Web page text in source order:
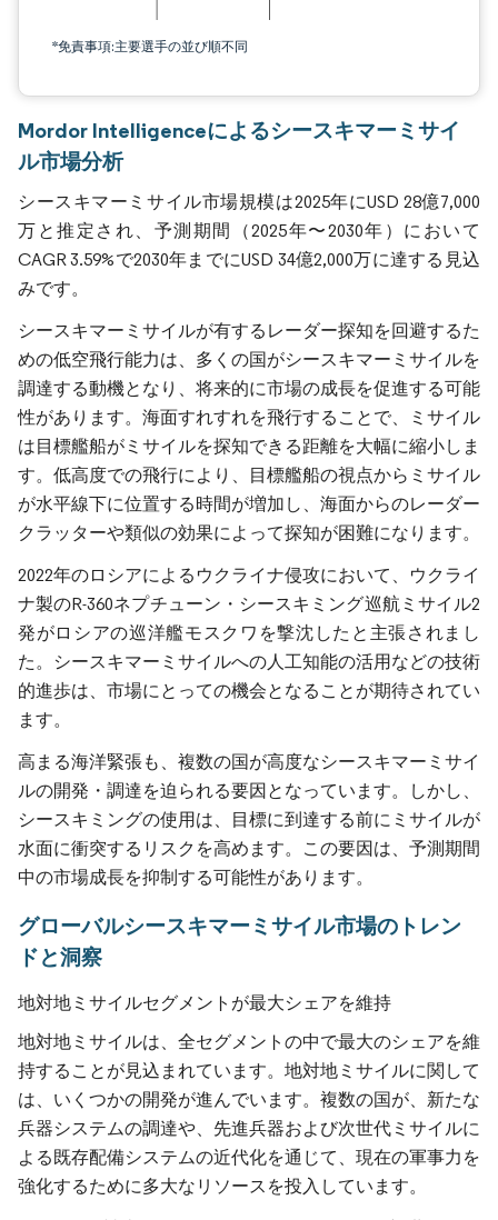
*免責事項:主要選手の並び順不同
Mordor Intelligenceによるシースキマーミサイ
ル市場分析
シースキマーミサイル市場規模は2025年にUSD 28億7,000
万と推定され、予測期間（2025年〜2030年）において
CAGR 3.59%で2030年までにUSD 34億2,000万に達する見込
みです。
シースキマーミサイルが有するレーダー探知を回避するた
めの低空飛行能力は、多くの国がシースキマーミサイルを
調達する動機となり、将来的に市場の成長を促進する可能
性があります。海面すれすれを飛行することで、ミサイル
は目標艦船がミサイルを探知できる距離を大幅に縮小しま
す。低高度での飛行により、目標艦船の視点からミサイル
が水平線下に位置する時間が増加し、海面からのレーダー
クラッターや類似の効果によって探知が困難になります。
2022年のロシアによるウクライナ侵攻において、ウクライ
ナ製のR-360ネプチューン・シースキミング巡航ミサイル2
発がロシアの巡洋艦モスクワを撃沈したと主張されまし
た。シースキマーミサイルへの人工知能の活用などの技術
的進歩は、市場にとっての機会となることが期待されてい
ます。
高まる海洋緊張も、複数の国が高度なシースキマーミサイ
ルの開発・調達を迫られる要因となっています。しかし、
シースキミングの使用は、目標に到達する前にミサイルが
水面に衝突するリスクを高めます。この要因は、予測期間
中の市場成長を抑制する可能性があります。
グローバルシースキマーミサイル市場のトレン
ドと洞察
地対地ミサイルセグメントが最大シェアを維持
地対地ミサイルは、全セグメントの中で最大のシェアを維
持することが見込まれています。地対地ミサイルに関して
は、いくつかの開発が進んでいます。複数の国が、新たな
兵器システムの調達や、先進兵器および次世代ミサイルに
よる既存配備システムの近代化を通じて、現在の軍事力を
強化するために多大なリソースを投入しています。